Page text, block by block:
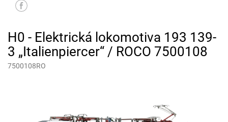
H0 - Elektrická lokomotiva 193 139-
3 „Italienpiercer“ / ROCO 7500108
7500108RO